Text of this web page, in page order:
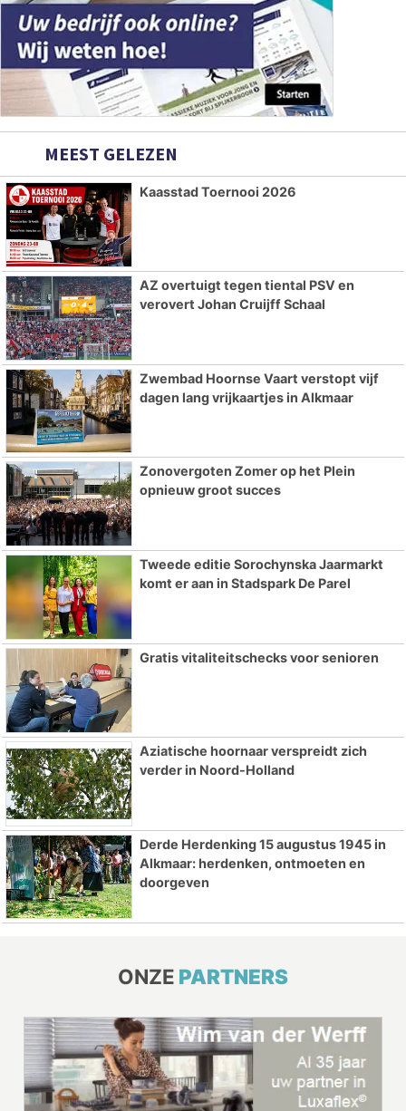
MEEST GELEZEN
Kaasstad Toernooi 2026
AZ overtuigt tegen tiental PSV en
verovert Johan Cruijff Schaal
Zwembad Hoornse Vaart verstopt vijf
dagen lang vrijkaartjes in Alkmaar
Zonovergoten Zomer op het Plein
opnieuw groot succes
Tweede editie Sorochynska Jaarmarkt
komt er aan in Stadspark De Parel
Gratis vitaliteitschecks voor senioren
Aziatische hoornaar verspreidt zich
verder in Noord-Holland
Derde Herdenking 15 augustus 1945 in
Alkmaar: herdenken, ontmoeten en
doorgeven
ONZE PARTNERS